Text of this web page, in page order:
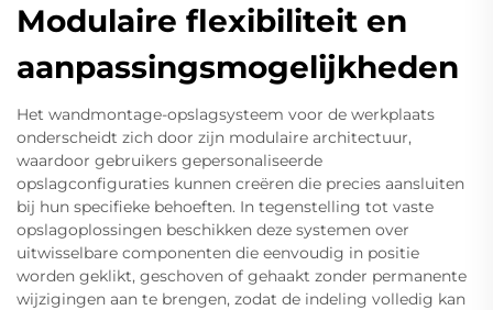
Modulaire flexibiliteit en
aanpassingsmogelijkheden
Het wandmontage-opslagsysteem voor de werkplaats
onderscheidt zich door zijn modulaire architectuur,
waardoor gebruikers gepersonaliseerde
opslagconfiguraties kunnen creëren die precies aansluiten
bij hun specifieke behoeften. In tegenstelling tot vaste
opslagoplossingen beschikken deze systemen over
uitwisselbare componenten die eenvoudig in positie
worden geklikt, geschoven of gehaakt zonder permanente
wijzigingen aan te brengen, zodat de indeling volledig kan